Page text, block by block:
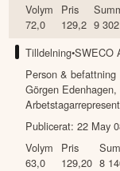
Volym
72,0
Pris
129,2 9 302
Tilldelning•SWECO
Person & befattning
Görgen Edenhagen,
Publicerat:22 May
Volym
63,0
Pris
129,20 8